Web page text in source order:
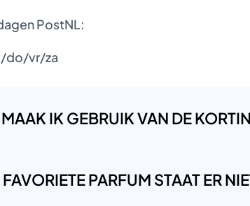
PostNL:
do/vr/za
IK GEBRUIK VAN DE
PARFUM STAAT ER